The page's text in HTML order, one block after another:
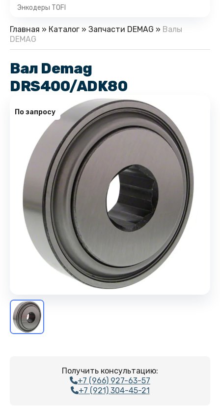
Энкодеры TOFI
Главная » Каталог » Запчасти DEMAG » Валы
DEMAG
Вал Demag
DRS400/ADK80
По запросу
Получить консультацию:
+7 (966) 927-63-57
+7 (921) 304-45-21